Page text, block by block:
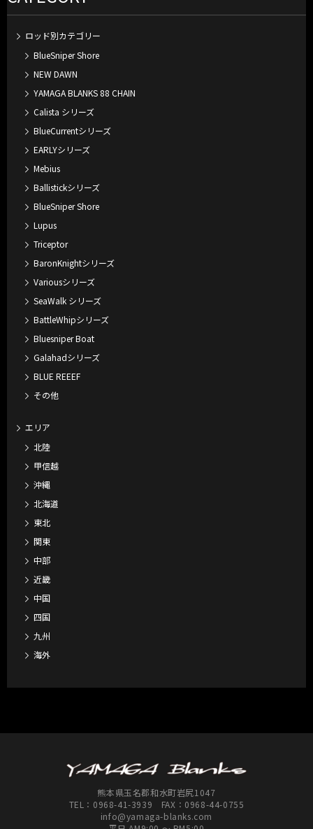
ロッド別カテゴリー
BlueSniper Shore
NEW DAWN
YAMAGA BLANKS 88 CHAIN
Calista シリーズ
BlueCurrentシリーズ
EARLYシリーズ
Mebius
Ballistickシリーズ
BlueSniper Shore
Lupus
Triceptor
BaronKnightシリーズ
Variousシリーズ
SeaWalk シリーズ
BattleWhipシリーズ
Bluesniper Boat
Galahadシリーズ
BLUE REEEF
その他
エリア
北陸
甲信越
沖縄
北海道
東北
関東
中部
近畿
中国
四国
九州
海外
熊本県玉名郡和水町岩尻1047
TEL： 0968-41-3939 FAX：0968-44-0755
info@yamaga-blanks.com